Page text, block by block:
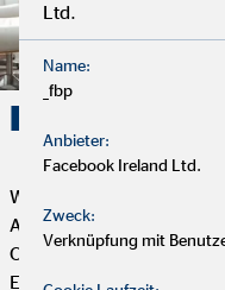
Karriere.
Wenn du Flexibilität,
Aufgabe mit Sinn und
OVB Finanzberater*in
Engagement bestimmt,
Ltd.
Name:
_fbp
Anbieter:
Facebook Ireland Ltd.
Zweck:
Verknüpfung mit